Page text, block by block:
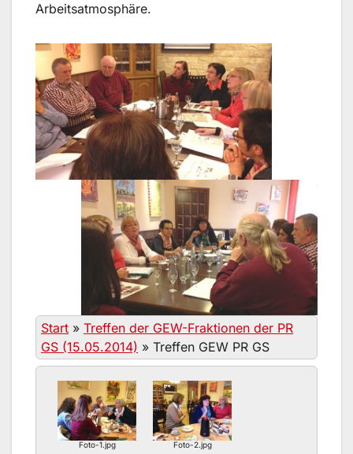
Arbeitsatmosphäre.
Start » Treffen der GEW-Fraktionen der PR
GS (15.05.2014) » Treffen GEW PR GS
Foto-1.jpg Foto-2.jpg